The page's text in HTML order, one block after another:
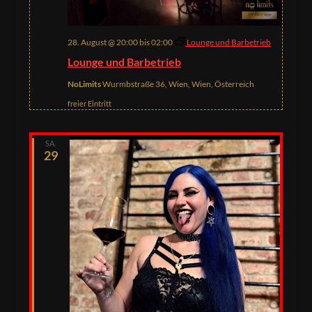
Lounge und Barbetrieb
28. August @ 20:00bis02:00 Lounge und Barbetrieb
NoLimitsWurmbstraße 36, Wien, Wien, Österreich
freier Eintritt
SA.
29